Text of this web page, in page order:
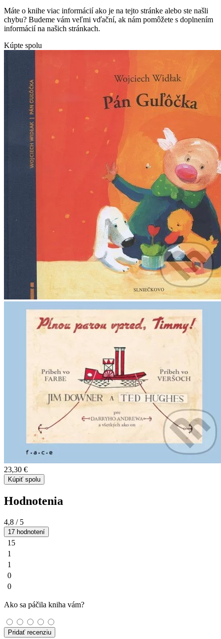
Máte o knihe viac informácií ako je na tejto stránke alebo ste našli
chybu? Budeme vám veľmi vďační, ak nám pomôžete s doplnením
informácií na našich stránkach.
Kúpte spolu
23,30 €
Kúpiť spolu
Hodnotenia
4,8 / 5
17 hodnotení
15
1
1
0
0
Ako sa páčila kniha vám?
Pridať recenziu